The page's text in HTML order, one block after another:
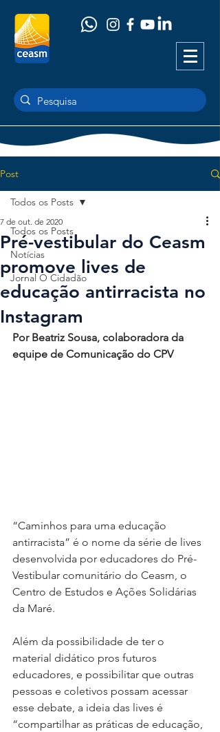
Post
Todos os Posts
Notícias
Jornal O Cidadão
Todos os Posts
Pré-vestibular do Ceasm
promove lives de
educação antirracista no
Instagram
7 de out. de 2020
Por Beatriz Sousa, colaboradora da
equipe de Comunicação do CPV
“Caminhos para uma educação
antirracista” é o nome da série de lives
desenvolvida por educadores do Pré-
Vestibular comunitário do Ceasm, o
Centro de Estudos e Ações Solidárias
da Maré.
Além da possibilidade de ter o
material didático pros futuros
educadores, e possibilitar que outras
pessoas e coletivos possam acessar
esse debate, a ideia das lives é
“compartilhar as práticas de educação,